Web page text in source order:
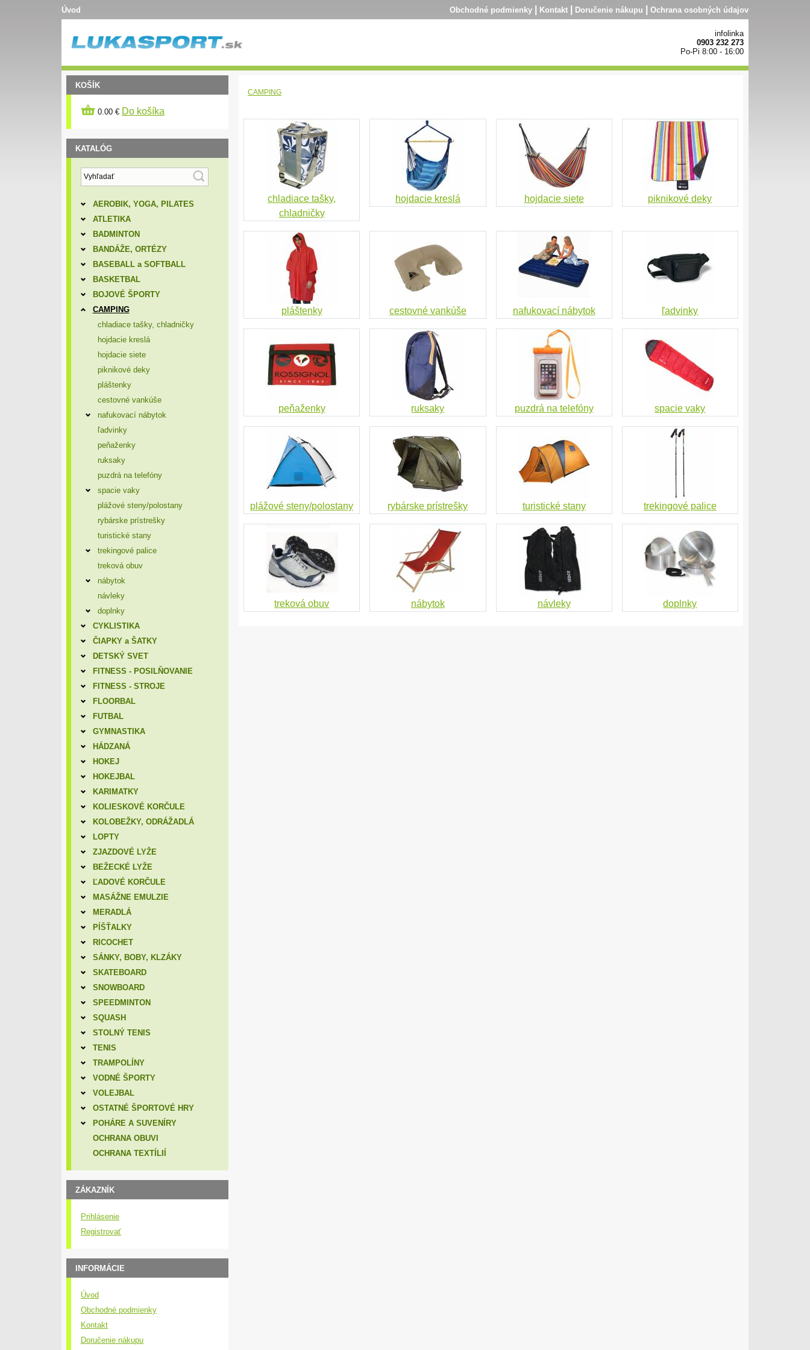
Úvod Obchodné podmienky Kontakt Doručenie nákupu Ochrana osobných údajov
infolinka
0903 232 273
Po-Pi 8:00 - 16:00
CAMPING
chladiace tašky,
chladničky
hojdacie kreslá hojdacie siete piknikové deky
pláštenky cestovné vankúše nafukovací nábytok ľadvinky
peňaženky ruksaky puzdrá na telefóny spacie vaky
plážové steny/polostany rybárske prístrešky turistické stany trekingové palice
treková obuv nábytok návleky doplnky
KOŠÍK
0.00 € Do košíka
KATALÓG
AEROBIK, YOGA, PILATES
ATLETIKA
BADMINTON
BANDÁŽE, ORTÉZY
BASEBALL a SOFTBALL
BASKETBAL
BOJOVÉ ŠPORTY
CAMPING
chladiace tašky, chladničky
hojdacie kreslá
hojdacie siete
piknikové deky
pláštenky
cestovné vankúše
nafukovací nábytok
ľadvinky
peňaženky
ruksaky
puzdrá na telefóny
spacie vaky
plážové steny/polostany
rybárske prístrešky
turistické stany
trekingové palice
treková obuv
nábytok
návleky
doplnky
CYKLISTIKA
ČIAPKY a ŠATKY
DETSKÝ SVET
FITNESS - POSILŇOVANIE
FITNESS - STROJE
FLOORBAL
FUTBAL
GYMNASTIKA
HÁDZANÁ
HOKEJ
HOKEJBAL
KARIMATKY
KOLIESKOVÉ KORČULE
KOLOBEŽKY, ODRÁŽADLÁ
LOPTY
ZJAZDOVÉ LYŽE
BEŽECKÉ LYŽE
ĽADOVÉ KORČULE
MASÁŽNE EMULZIE
MERADLÁ
PÍŠŤALKY
RICOCHET
SÁNKY, BOBY, KLZÁKY
SKATEBOARD
SNOWBOARD
SPEEDMINTON
SQUASH
STOLNÝ TENIS
TENIS
TRAMPOLÍNY
VODNÉ ŠPORTY
VOLEJBAL
OSTATNÉ ŠPORTOVÉ HRY
POHÁRE A SUVENÍRY
OCHRANA OBUVI
OCHRANA TEXTÍLIÍ
ZÁKAZNÍK
Prihlásenie
Registrovať
INFORMÁCIE
Úvod
Obchodné podmienky
Kontakt
Doručenie nákupu